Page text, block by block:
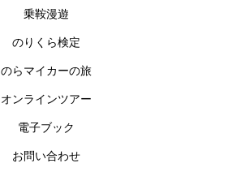
乗鞍漫遊
のりくら検定
のらマイカーの旅
オンラインツアー
電子ブック
お問い合わせ